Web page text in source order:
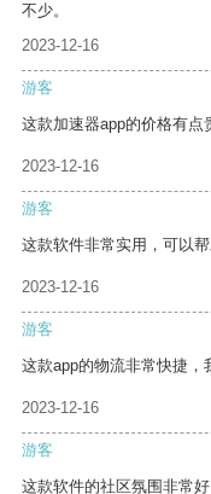
不少。
2023-12-16
游客
这款加速器app的价格有点
2023-12-16
游客
这款软件非常实用，可以帮
2023-12-16
游客
这款app的物流非常快捷，
2023-12-16
游客
这款软件的社区氛围非常